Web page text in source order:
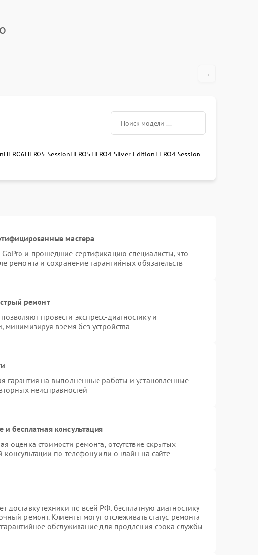
→
HERO6HERO5 SessionHERO5HERO4 Silver EditionHERO4 Session
мастера
GoPro и прошедшие сертификацию специалисты, что
ремонта и сохранение гарантийных обязательств
ремонт
провести экспресс-диагностику и
минимизируя время без устройства
гарантия на выполненные работы и установленные
неисправностей
бесплатная консультация
оценка стоимости ремонта, отсутствие скрытых
по телефону или онлайн на сайте
доставку техники по всей РФ, бесплатную диагностику
ремонт. Клиенты могут отслеживать статус ремонта
обслуживание для продления срока службы